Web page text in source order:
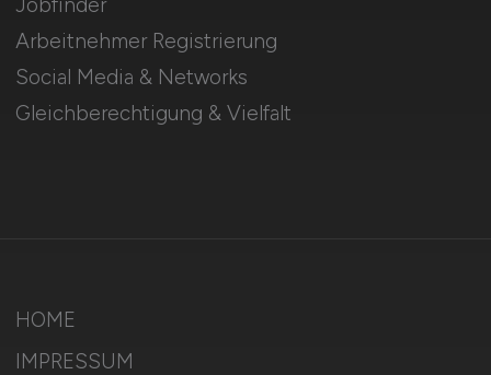
Arbeitnehmer Registrierung
Social Media & Networks
Gleichberechtigung & Vielfalt
HOME
IMPRESSUM